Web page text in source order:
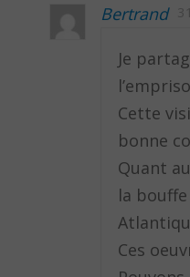
Bertrand
Je
Cette
bonne
Quant
la
Ces